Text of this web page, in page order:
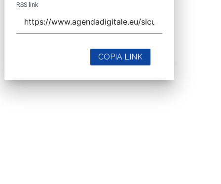
RSS link
COPIA LINK